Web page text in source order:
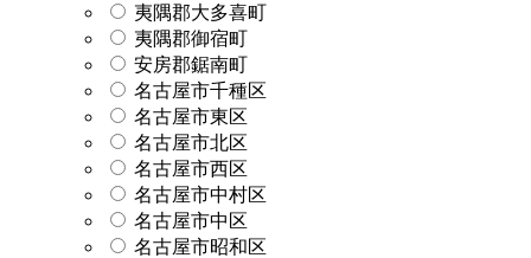
夷隅郡大多喜町
夷隅郡御宿町
安房郡鋸南町
名古屋市千種区
名古屋市東区
名古屋市北区
名古屋市西区
名古屋市中村区
名古屋市中区
名古屋市昭和区